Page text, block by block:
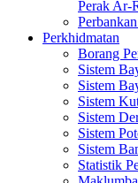
Perak Ar-
Perkhidmatan
Borang
Sistem
Sistem
Sistem
Sistem
Sistem
Sistem
Statistik